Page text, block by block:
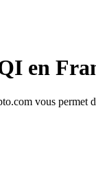
en
vous